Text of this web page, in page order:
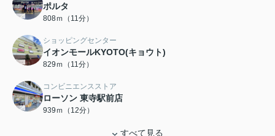
ポルタ
808ｍ（11分）
ショッピングセンター
イオンモールKYOTO(キョウト)
829ｍ（11分）
コンビニエンスストア
ローソン 東寺駅前店
939ｍ（12分）
すべて見る